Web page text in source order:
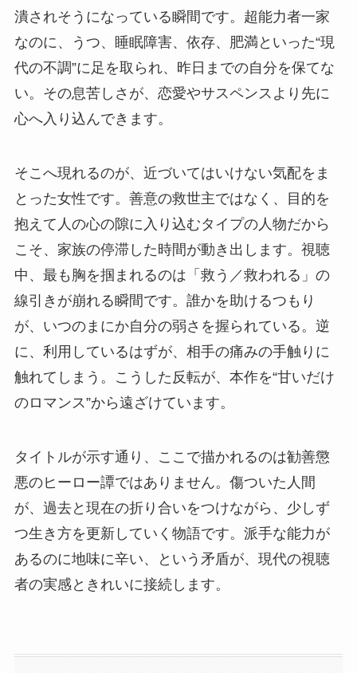
潰されそうになっている瞬間です。超能力者一家
なのに、うつ、睡眠障害、依存、肥満といった“現
代の不調”に足を取られ、昨日までの自分を保てな
い。その息苦しさが、恋愛やサスペンスより先に
心へ入り込んできます。
そこへ現れるのが、近づいてはいけない気配をま
とった女性です。善意の救世主ではなく、目的を
抱えて人の心の隙に入り込むタイプの人物だから
こそ、家族の停滞した時間が動き出します。視聴
中、最も胸を掴まれるのは「救う／救われる」の
線引きが崩れる瞬間です。誰かを助けるつもり
が、いつのまにか自分の弱さを握られている。逆
に、利用しているはずが、相手の痛みの手触りに
触れてしまう。こうした反転が、本作を“甘いだけ
のロマンス”から遠ざけています。
タイトルが示す通り、ここで描かれるのは勧善懲
悪のヒーロー譚ではありません。傷ついた人間
が、過去と現在の折り合いをつけながら、少しず
つ生き方を更新していく物語です。派手な能力が
あるのに地味に辛い、という矛盾が、現代の視聴
者の実感ときれいに接続します。